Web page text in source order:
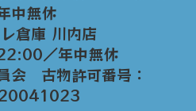
中無休
倉庫 川内店
／年中無休
会 古物許可番号：